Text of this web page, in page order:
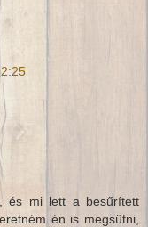
és mi lett a besűrített
én is megsütni,